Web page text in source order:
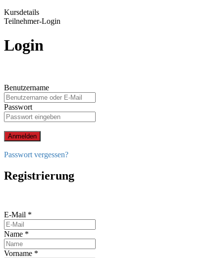
Kursdetails
Teilnehmer-Login
Login
Benutzername
Passwort
Anmelden
Passwort vergessen?
Registrierung
E-Mail *
Name *
Vorname *